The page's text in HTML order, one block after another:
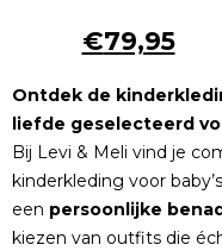
€79,95
Ontdek de
liefde geselecteerd
Bij Levi & Meli vind je
kinderkleding voor
een persoonlijke
kiezen van outfits die